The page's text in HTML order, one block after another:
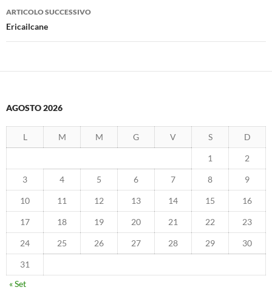
ARTICOLO SUCCESSIVO
Ericailcane
AGOSTO 2026
L M M G V S D
1 2
3 4 5 6 7 8 9
10 11 12 13 14 15 16
17 18 19 20 21 22 23
24 25 26 27 28 29 30
31
« Set